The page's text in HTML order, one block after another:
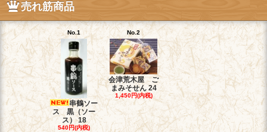
売れ筋商品
No.1
串鶴ソー
ス 黒（ソー
ス） 18
540円(内税)
No.2
会津荒木屋 ご
まみそせん 24
1,450円(内税)